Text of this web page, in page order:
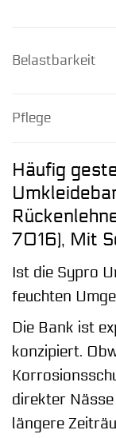
Belastbarkeit
Pflege
Häufig
7016), Mit
Ist die Sypro
feuchten
Die Bank ist
konzipiert.
direkter
längere